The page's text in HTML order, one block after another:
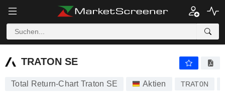
TRATON SE
TRATON SE
Total Return-Chart Traton SE Aktien TRAT0N